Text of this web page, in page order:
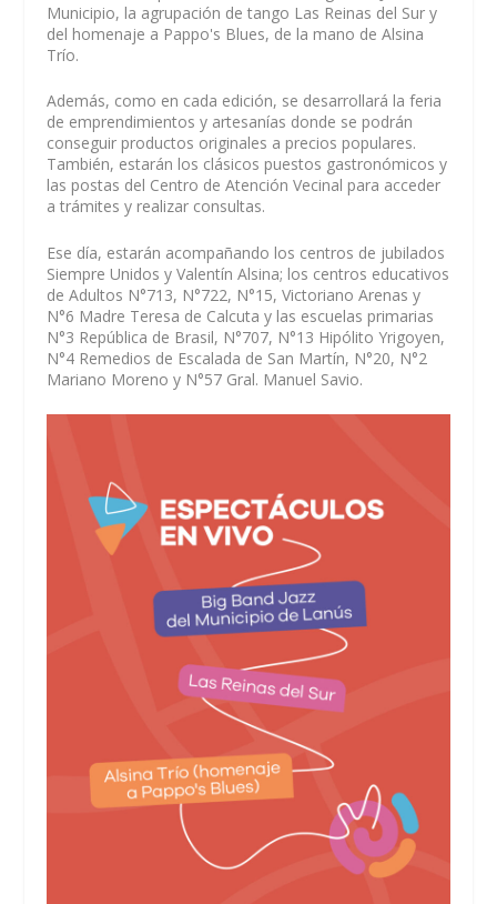
Municipio, la agrupación de tango Las Reinas del Sur y
del homenaje a Pappo's Blues, de la mano de Alsina
Trío.
Además, como en cada edición, se desarrollará la feria
de emprendimientos y artesanías donde se podrán
conseguir productos originales a precios populares.
También, estarán los clásicos puestos gastronómicos y
las postas del Centro de Atención Vecinal para acceder
a trámites y realizar consultas.
Ese día, estarán acompañando los centros de jubilados
Siempre Unidos y Valentín Alsina; los centros educativos
de Adultos N°713, N°722, N°15, Victoriano Arenas y
N°6 Madre Teresa de Calcuta y las escuelas primarias
N°3 República de Brasil, N°707, N°13 Hipólito Yrigoyen,
N°4 Remedios de Escalada de San Martín, N°20, N°2
Mariano Moreno y N°57 Gral. Manuel Savio.